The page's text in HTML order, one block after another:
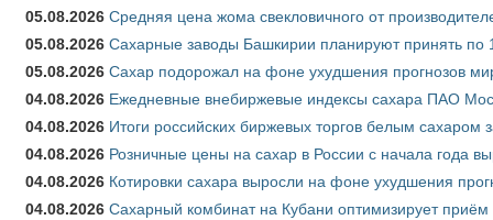
05.08.2026 Средняя цена жома свекловичного от
05.08.2026 Сахарные заводы Башкирии планируют принять по
05.08.2026 Сахар подорожал на фоне ухудшения прогнозов
04.08.2026 Ежедневные внебиржевые индексы сахара ПАО
04.08.2026 Итоги российских биржевых торгов белым сахаром
04.08.2026 Розничные цены на сахар в России с начала года
04.08.2026 Котировки сахара выросли на фоне ухудшения
04.08.2026 Сахарный комбинат на Кубани оптимизирует приём